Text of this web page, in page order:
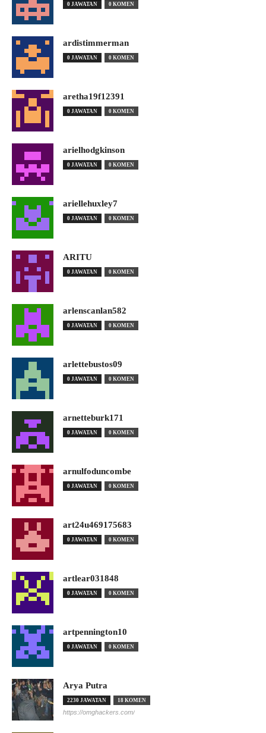
0 JAWATAN 0 KOMEN
ardistimmerman
0 JAWATAN 0 KOMEN
aretha19f12391
0 JAWATAN 0 KOMEN
arielhodgkinson
0 JAWATAN 0 KOMEN
ariellehuxley7
0 JAWATAN 0 KOMEN
ARITU
0 JAWATAN 0 KOMEN
arlenscanlan582
0 JAWATAN 0 KOMEN
arlettebustos09
0 JAWATAN 0 KOMEN
arnetteburk171
0 JAWATAN 0 KOMEN
arnulfoduncombe
0 JAWATAN 0 KOMEN
art24u469175683
0 JAWATAN 0 KOMEN
artlear031848
0 JAWATAN 0 KOMEN
artpennington10
0 JAWATAN 0 KOMEN
Arya Putra
2230 JAWATAN 18 KOMEN
https://omghackers.com/